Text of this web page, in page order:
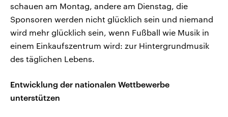
schauen am Montag, andere am Dienstag, die
Sponsoren werden nicht glücklich sein und niemand
wird mehr glücklich sein, wenn Fußball wie Musik in
einem Einkaufszentrum wird: zur Hintergrundmusik
des täglichen Lebens.
Entwicklung der nationalen Wettbewerbe
unterstützen